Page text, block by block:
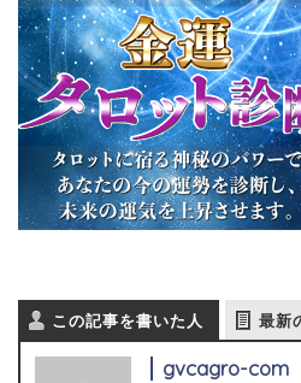
この記事を書いた人 最新
gvcagro-com